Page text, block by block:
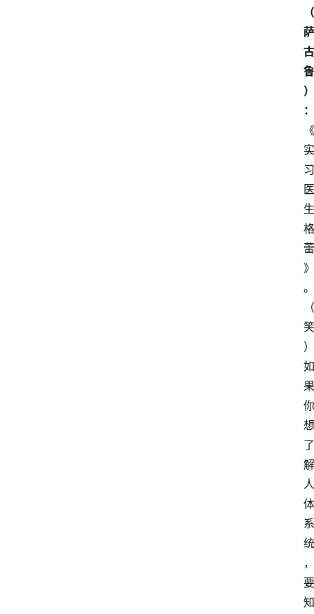
（
萨
古
鲁
）
：
《
实
习
医
生
格
蕾
》
。
（
笑
）
如
果
你
想
了
解
人
体
系
统
，
要
知